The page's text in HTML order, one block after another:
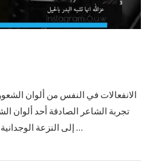
الانفعالات في النفس من ألوان
تجربة الشاعر الصادقة أحد ألوان
إلى النزعة الوجدانية فيه. يستمد الشاعر معانيه بما …